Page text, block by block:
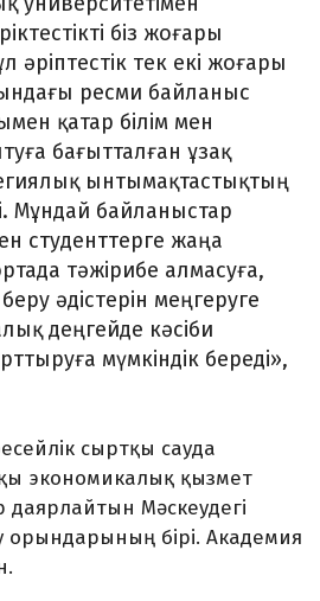
біз жоғары
әріптестік тек екі жоғары
ресми байланыс
қатар білім мен
бағытталған ұзақ
ынтымақтастықтың
Мұндай байланыстар
студенттерге жаңа
тәжірибе алмасуға,
әдістерін меңгеруге
деңгейде кәсіби
мүмкіндік береді»,
сыртқы сауда
экономикалық қызмет
Мәскеудегі
орындарының бірі. Академия